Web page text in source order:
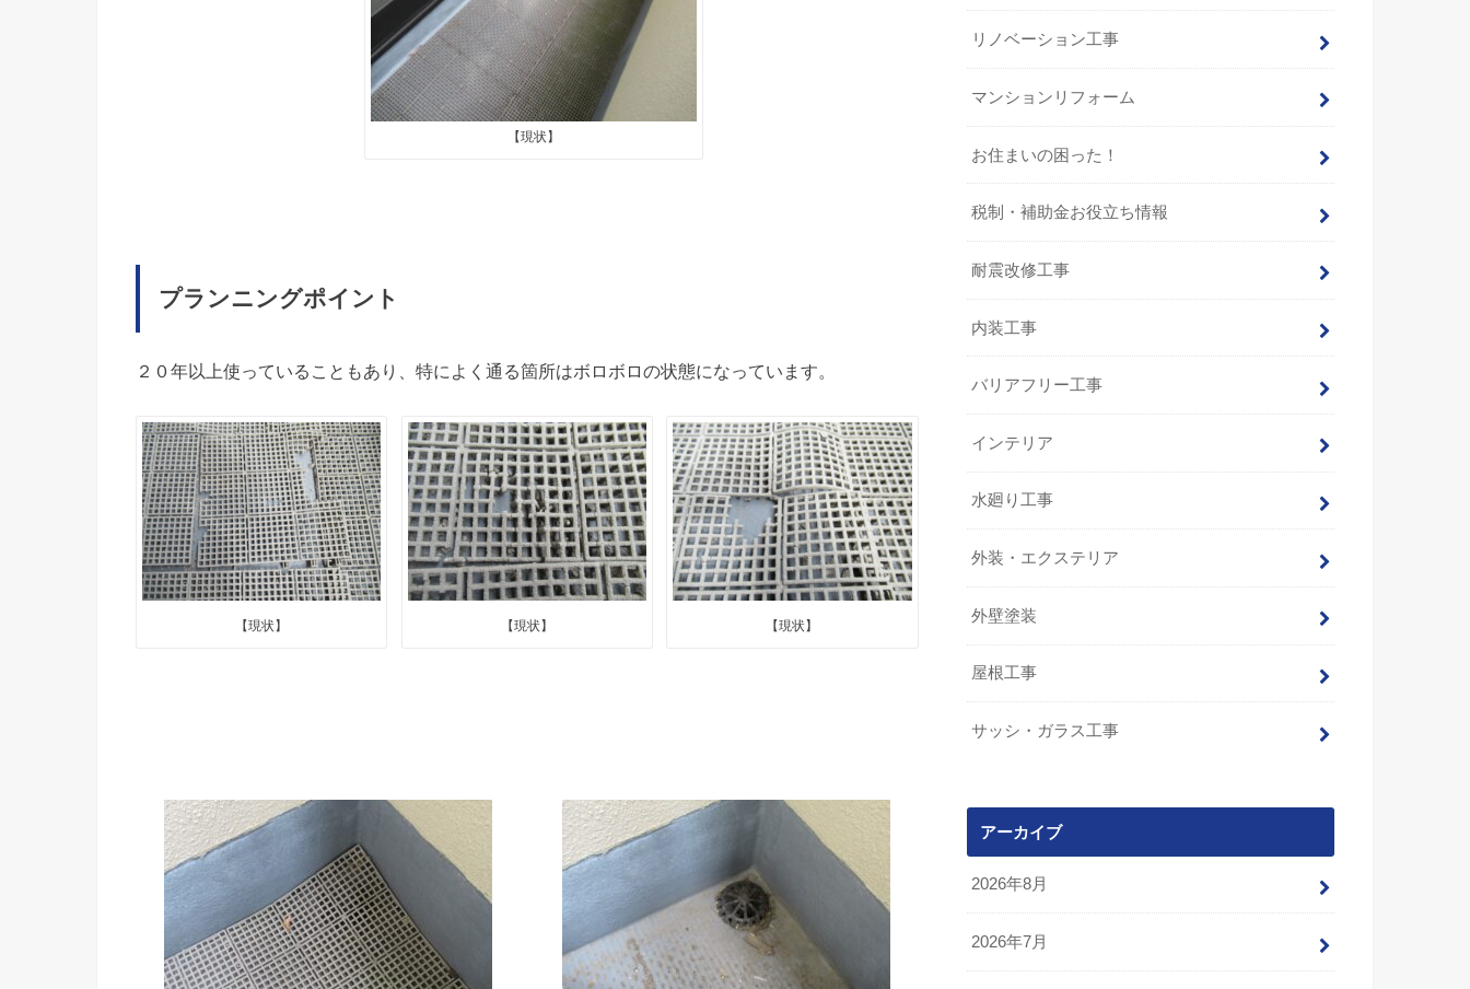
【現状】
プランニングポイント
２０年以上使っていることもあり、特によく通る箇所はボロボロの状態になっています。
【現状】 【現状】 【現状】
リノベーション工事
マンションリフォーム
お住まいの困った！
税制・補助金お役立ち情報
耐震改修工事
内装工事
バリアフリー工事
インテリア
水廻り工事
外装・エクステリア
外壁塗装
屋根工事
サッシ・ガラス工事
アーカイブ
2026年8月
2026年7月